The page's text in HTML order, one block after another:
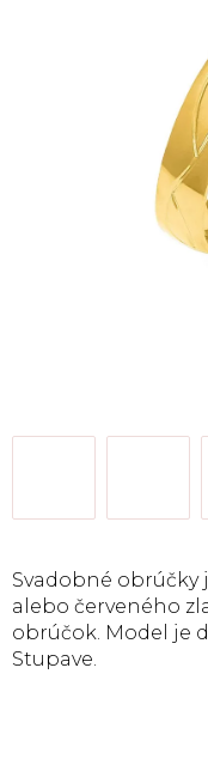
Svadobné
alebo červeného
obrúčok. Model je
Stupave.